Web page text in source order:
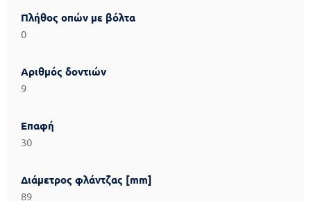
Πλήθος οπών με βόλτα
0
Αριθμός δοντιών
9
Επαφή
30
Διάμετρος φλάντζας [mm]
89